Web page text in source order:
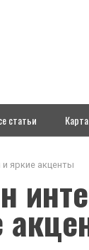
статьи
яркие акценты